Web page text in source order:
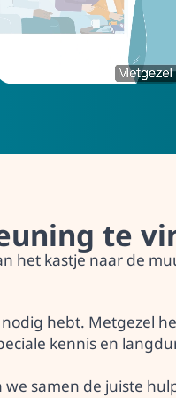
Bekijk
te
het kastje naar de
hebt. Metgezel
kennis en
we samen de juiste